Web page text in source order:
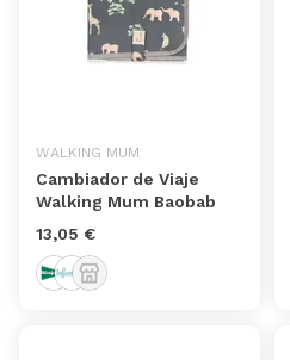
WALKING MUM
Cambiador de Viaje
Walking Mum Baobab
13,05 €